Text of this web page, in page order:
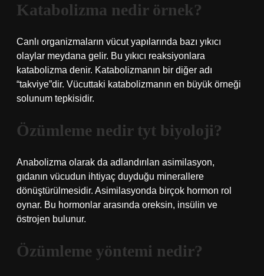
Katabolizma nedir örnek?
Canlı organizmaların vücut yapılarında bazı yıkıcı
olaylar meydana gelir. Bu yıkıcı reaksiyonlara
katabolizma denir. Katabolizmanın bir diğer adı
“takviye”dir. Vücuttaki katabolizmanın en büyük örneği
solunum tepkisidir.
Özümleme nedir tyt biyoloji?
Anabolizma olarak da adlandırılan asimilasyon,
gıdanın vücudun ihtiyaç duyduğu minerallere
dönüştürülmesidir. Asimilasyonda birçok hormon rol
oynar. Bu hormonlar arasında oreksin, insülin ve
östrojen bulunur.
Özümleme yöntemi nedir?